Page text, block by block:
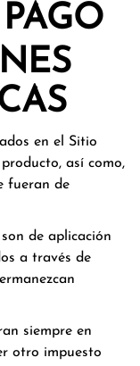
en el Sitio
así como,
fueran de
de aplicación
a través de
siempre en
otro impuesto